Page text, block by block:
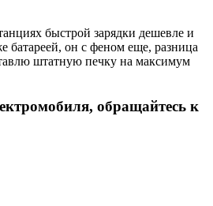
быстрой зарядки дешевле и
батареей, он с феном еще, разница
штатную печку на максимум
обращайтесь к